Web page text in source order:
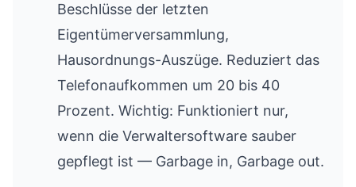
Beschlüsse der letzten
Eigentümerversammlung,
Hausordnungs-Auszüge. Reduziert das
Telefonaufkommen um 20 bis 40
Prozent. Wichtig: Funktioniert nur,
wenn die Verwaltersoftware sauber
gepflegt ist — Garbage in, Garbage out.